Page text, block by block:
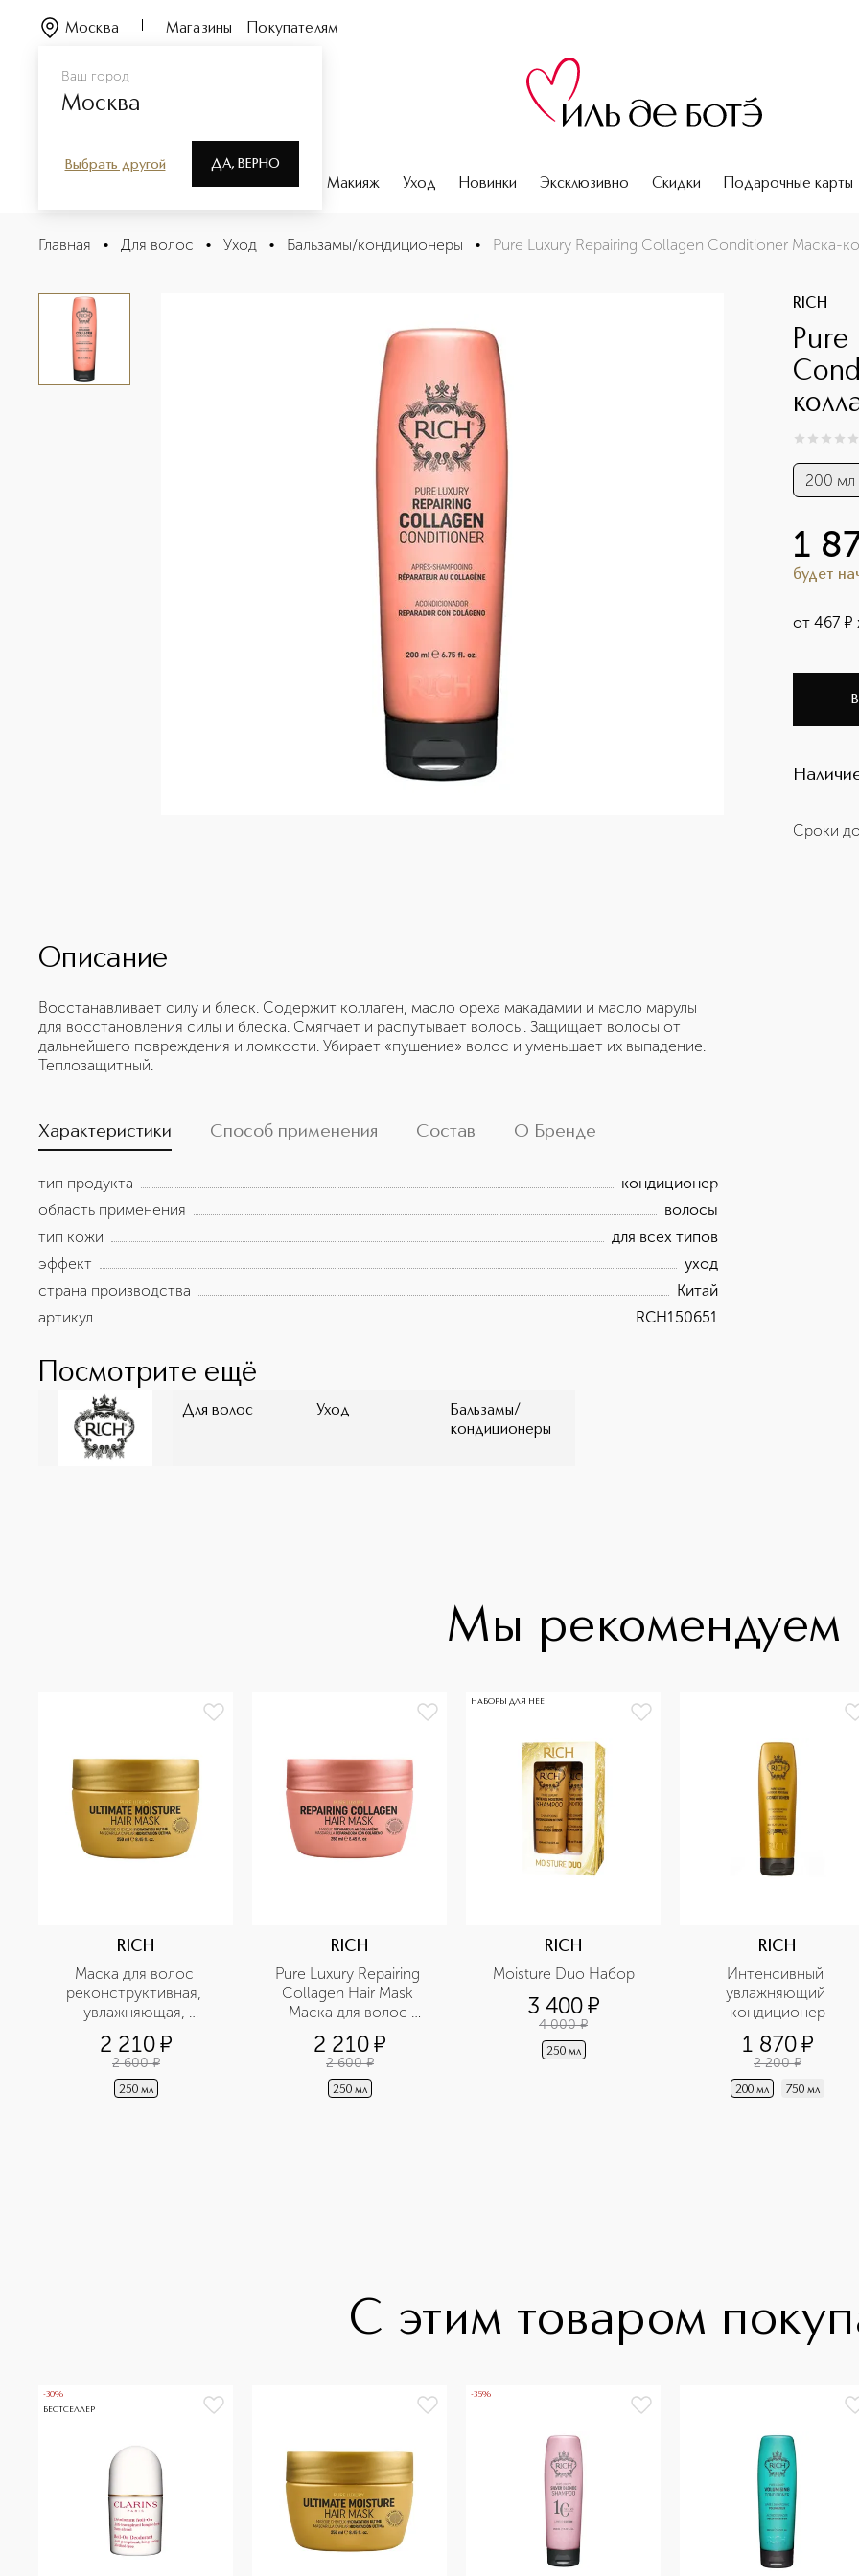
Ваш город
Москва
Выбрать другой ДА, ВЕРНО
Москва Магазины Покупателям
Парфюмерия Макияж Уход Новинки Эксклюзивно Скидки Подарочные карты
Pure Luxury Repairing Collagen Conditioner Маска-кондиционер с коллагеновым уходом
Описание
Главная • Для волос • Уход • Бальзамы/кондиционеры • Pure Luxury Repairing Collagen Conditioner Маска-
RICH
Pure
0из 0
200 мл
1
будет
от467 ¤
Сроки
Описание
Восстанавливает силу и блеск. Содержит коллаген, масло ореха макадамии и масло марулы
для восстановления силы и блеска. Смягчает и распутывает волосы. Защищает волосы от
дальнейшего повреждения и ломкости. Убирает «пушение» волос и уменьшает их выпадение.
Теплозащитный.
Характеристики Способ применения Состав О Бренде
тип продукта
кондиционер
область применения
волосы
тип кожи
для всех типов
эффект
уход
страна производства
Китай
артикул
RCH150651
Посмотрите ещё
Для волос Уход
Бальзамы/
кондиционеры
Мы рекомендуем
RICH
Маска для волос
реконструктивная,
увлажняющая,
придающая здоровый
блеск
2 210¤
2 600 ¤
250 мл
RICH
Pure Luxury Repairing
Collagen Hair Mask
Маска для волос
восстанавливающая с
коллагеновым уходом
2 210¤
2 600 ¤
250 мл
НАБОРЫ ДЛЯ НЕЕ
RICH
Moisture Duo Набор
3 400¤
4 000 ¤
250 мл
RICH
Интенсивный
увлажняющий
кондиционер
1 870¤
2 200 ¤
200 мл 750 мл
С этим товаром
-30%
БЕСТСЕЛЛЕР
-35%